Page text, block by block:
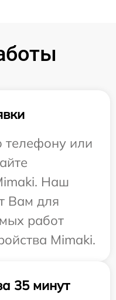
телефону или
Наш
Вам для
работ
Mimaki.
35 минут